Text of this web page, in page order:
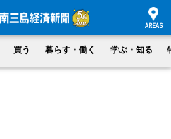
買う 暮らす・働く 学ぶ・知る